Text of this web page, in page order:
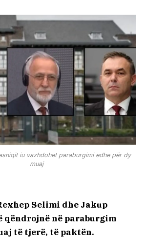
iu vazhdohet paraburgimi edhe për dy
muaj
Selimi dhe Jakup
qëndrojnë në paraburgim
të tjerë, të paktën.